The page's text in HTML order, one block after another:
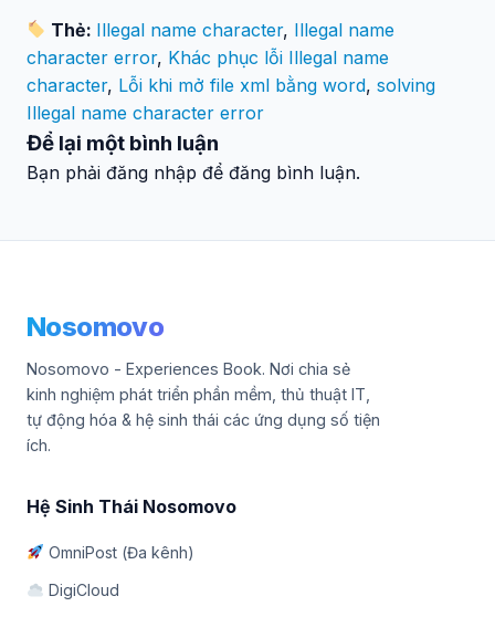
Thẻ: Illegal name character, Illegal name
character error, Khác phục lỗi Illegal name
character, Lỗi khi mở file xml bằng word, solving
Illegal name character error
Để lại một bình luận
Bạn phải đăng nhập để đăng bình luận.
Nosomovo
Nosomovo - Experiences Book. Nơi chia sẻ
kinh nghiệm phát triển phần mềm, thủ thuật IT,
tự động hóa & hệ sinh thái các ứng dụng số tiện
ích.
Hệ Sinh Thái Nosomovo
OmniPost (Đa kênh)
DigiCloud